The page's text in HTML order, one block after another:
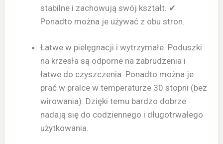
stabilne i zachowują swój kształt. ✔
Ponadto można je używać z obu stron.
Łatwe w pielęgnacji i wytrzymałe. Poduszki
na krzesła są odporne na zabrudzenia i
łatwe do czyszczenia. Ponadto można je
prać w pralce w temperaturze 30 stopni (bez
wirowania). Dzięki temu bardzo dobrze
nadają się do codziennego i długotrwałego
użytkowania.